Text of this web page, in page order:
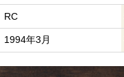
RC
1994年3月